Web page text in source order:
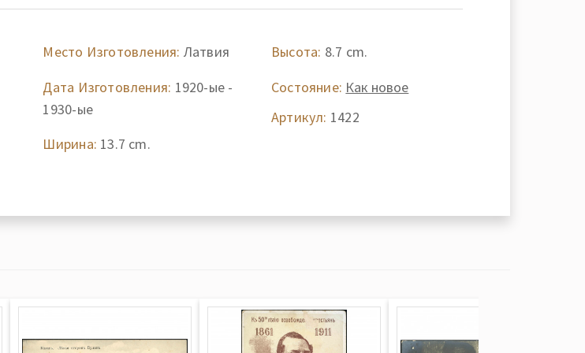
Место Изготовления: Латвия
Дата Изготовления: 1920-ые -
1930-ые
Ширина: 13.7 cm.
Высота: 8.7 cm.
Состояние: Как новое
Артикул: 1422